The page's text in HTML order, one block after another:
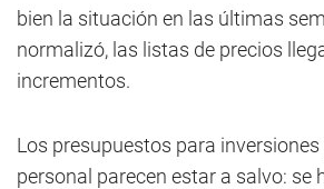
bien la situación en las últimas
normalizó, las listas de precios
incrementos.
Los presupuestos para
personal parecen estar a salvo: se